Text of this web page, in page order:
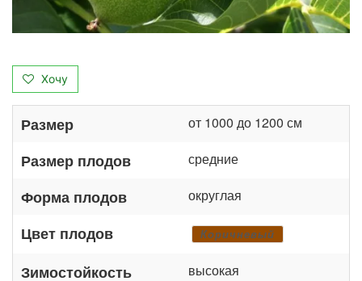
Хочу
Размер от 1000 до 1200 см
Размер плодов средние
Форма плодов округлая
Цвет плодов Коричневый
Зимостойкость высокая